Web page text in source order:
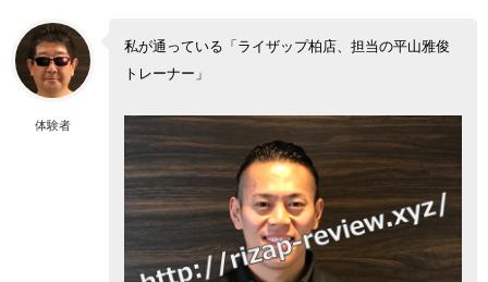
体験者
私が通っている「ライザップ柏店、担当の平山雅俊
トレーナー」